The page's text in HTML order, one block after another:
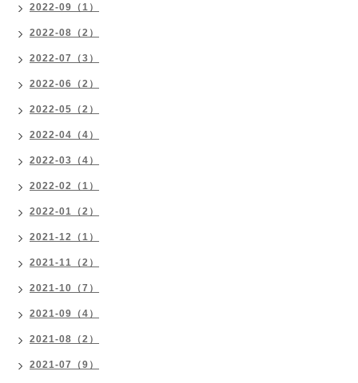
2022-09（1）
2022-08（2）
2022-07（3）
2022-06（2）
2022-05（2）
2022-04（4）
2022-03（4）
2022-02（1）
2022-01（2）
2021-12（1）
2021-11（2）
2021-10（7）
2021-09（4）
2021-08（2）
2021-07（9）